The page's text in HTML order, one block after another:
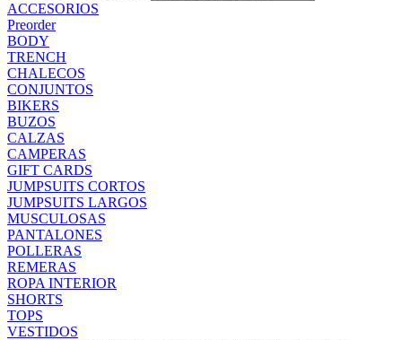
ACCESORIOS
Preorder
BODY
TRENCH
CHALECOS
CONJUNTOS
BIKERS
BUZOS
CALZAS
CAMPERAS
GIFT CARDS
JUMPSUITS CORTOS
JUMPSUITS LARGOS
MUSCULOSAS
PANTALONES
POLLERAS
REMERAS
ROPA INTERIOR
SHORTS
TOPS
VESTIDOS